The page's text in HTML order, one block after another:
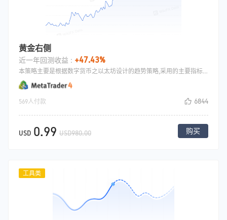
黄金右侧
近一年回测收益 : +47.43%
本策略主要是根据数字货币之以太坊设计的趋势策略,采用的主要指标是MACD和移动止损.
569人付款 6844
USD 0.99 USD980.00 购买
工具类